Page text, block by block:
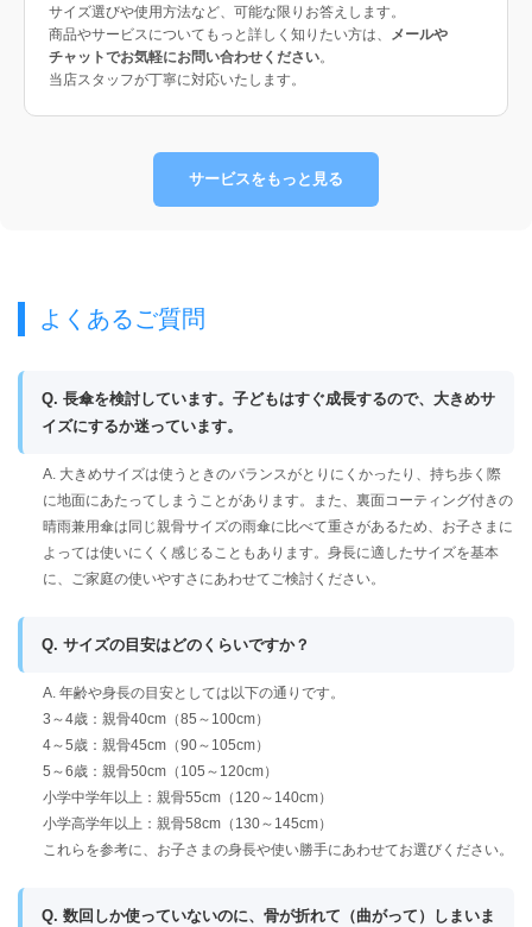
サイズ選びや使用方法など、可能な限りお答えします。
商品やサービスについてもっと詳しく知りたい方は、
メールや
チャットでお気軽にお問い合わせください。
当店スタッフが丁寧に対応いたします。
サービスをもっと見る
よくあるご質問
Q. 長傘を検討しています。子どもはすぐ成長するので、大きめサ
イズにするか迷っています。
A. 大きめサイズは使うときのバランスがとりにくかったり、持ち歩く際
に地面にあたってしまうことがあります。また、裏面コーティング付きの
晴雨兼用傘は同じ親骨サイズの雨傘に比べて重さがあるため、お子さまに
よっては使いにくく感じることもあります。身長に適したサイズを基本
に、ご家庭の使いやすさにあわせてご検討ください。
Q. サイズの目安はどのくらいですか？
A. 年齢や身長の目安としては以下の通りです。
3～4歳：親骨40cm（85～100cm）
4～5歳：親骨45cm（90～105cm）
5～6歳：親骨50cm（105～120cm）
小学中学年以上：親骨55cm（120～140cm）
小学高学年以上：親骨58cm（130～145cm）
これらを参考に、お子さまの身長や使い勝手にあわせてお選びください。
Q. 数回しか使っていないのに、骨が折れて（曲がって）しまいま